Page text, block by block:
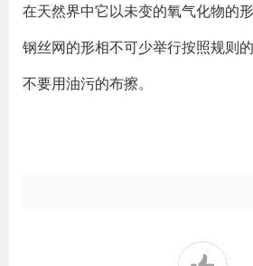
在天然界中它以未变的氧气化物的
钢丝网的形相不可少举行按照规则
不要用油污的布擦。